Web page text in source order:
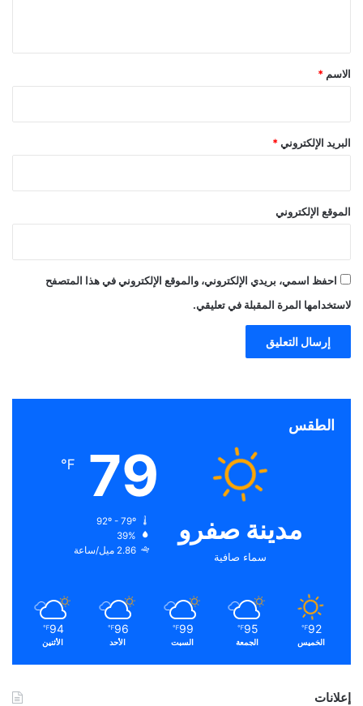
*
الاسم *
البريد الإلكتروني *
الموقع الإلكتروني
احفظ اسمي، بريدي الإلكتروني، والموقع الإلكتروني في هذا المتصفح
لاستخدامها المرة المقبلة في تعليقي.
الطقس
مدينة صفرو
سماء صافية
79
℉
39%
2.86 ميل/ساعة
92
℉
الخميس
95
℉
الجمعة
99
℉
السبت
96
℉
الأحد
94
℉
الأثنين
إعلانات